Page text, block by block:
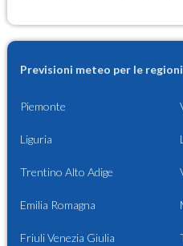
Previsioni meteo per le
Piemonte
Liguria
Trentino Alto Adige
Emilia Romagna
Friuli Venezia Giulia